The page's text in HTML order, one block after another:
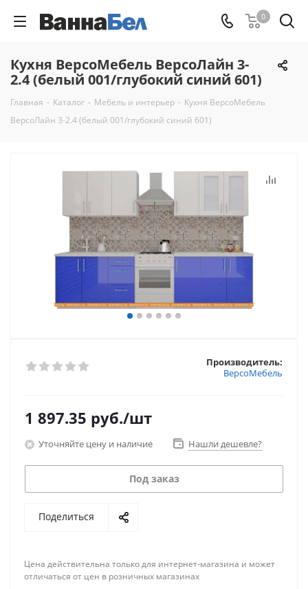
0
Кухня ВерсоМебель ВерсоЛайн 3-
2.4 (белый 001/глубокий синий 601)
Главная - Каталог - Мебель и интерьер - Кухня ВерсоМебель
ВерсоЛайн 3-2.4 (белый 001/глубокий синий 601)
Производитель:
ВерсоМебель
1 897.35 руб./шт
Уточняйте цену и наличие Нашли дешевле?
Под заказ
Поделиться
Цена действительна только для интернет-магазина и может
отличаться от цен в розничных магазинах